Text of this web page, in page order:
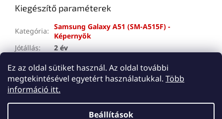
Ez az oldal sütiket használ. Az oldal további
megtekintésével egyetért használatukkal. Több
információ itt.
Beállítások
Kiegészítő paraméterek
Kategória: Samsung Galaxy A51 (SM-A515F) -
Képernyők
Jótállás:
2 év